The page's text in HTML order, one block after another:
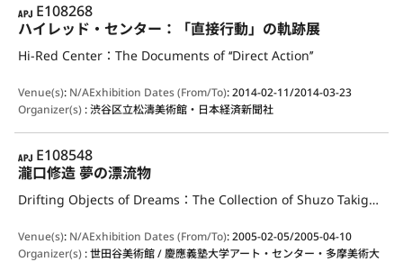
APJ
E108268
ハイレッド・センター：「直接行動」の軌跡展
Hi-Red Center：The Documents of ‘‘Direct Action’’
Venue(s): N/AExhibition Dates (From/To):2014-02-11/2014-03-23
Organizer(s):渋谷区立松濤美術館・日本経済新聞社
APJ
E108548
瀧口修造 夢の漂流物
Drifting Objects of Dreams：The Collection of Shuzo Takiguchi
Venue(s): N/AExhibition Dates (From/To):2005-02-05/2005-04-10
Organizer(s):世田谷美術館 / 慶應義塾大学アート・センター・多摩美術大